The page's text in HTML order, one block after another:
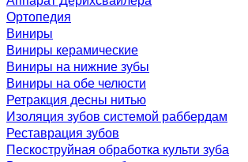
Ортопедия
Виниры
Виниры керамические
Виниры на нижние зубы
Виниры на обе челюсти
Ретракция десны нитью
Изоляция зубов системой раббердам
Реставрация зубов
Пескоструйная обработка культи зуба